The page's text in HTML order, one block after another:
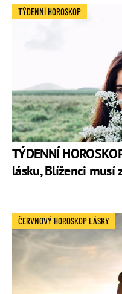
TÝDENNÍ
lásku, Blíženci musí
TÝDENNÍ HOROSKOP
ČERVNOVÝ HOROSKOP LÁSKY